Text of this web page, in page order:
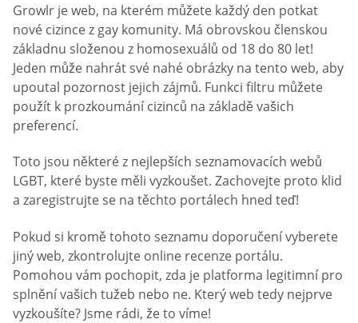
Growlr je web, na kterém můžete každý den potkat
nové cizince z gay komunity. Má obrovskou členskou
základnu složenou z homosexuálů od 18 do 80 let!
Jeden může nahrát své nahé obrázky na tento web, aby
upoutal pozornost jejich zájmů. Funkci filtru můžete
použít k prozkoumání cizinců na základě vašich
preferencí.
Toto jsou některé z nejlepších seznamovacích webů
LGBT, které byste měli vyzkoušet. Zachovejte proto klid
a zaregistrujte se na těchto portálech hned teď!
Pokud si kromě tohoto seznamu doporučení vyberete
jiný web, zkontrolujte online recenze portálu.
Pomohou vám pochopit, zda je platforma legitimní pro
splnění vašich tužeb nebo ne. Který web tedy nejprve
vyzkoušíte? Jsme rádi, že to víme!